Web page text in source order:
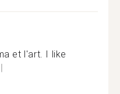
et l'art. I like